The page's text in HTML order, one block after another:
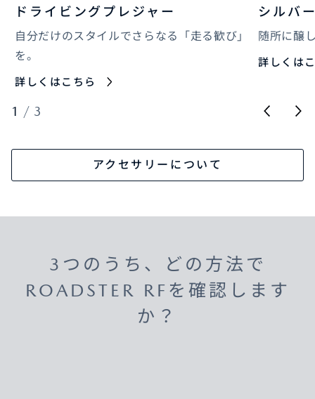
ドライビングプレジャー
自分だけのスタイルでさらなる「走る歓び」
を。
詳しくはこちら
シルバ
随所に醸
詳しくは
1 / 3
アクセサリーについて
3つのうち、どの方法で
ROADSTER RFを確認します
か？